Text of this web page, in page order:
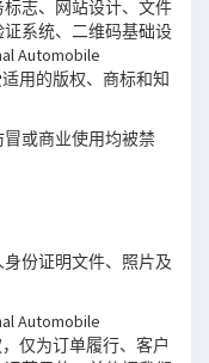
志、网站设计、文件
系统、二维码基础设
Automobile
用的版权、商标和知
或商业使用均被禁
份证明文件、照片及
Automobile
仅为订单履行、客户